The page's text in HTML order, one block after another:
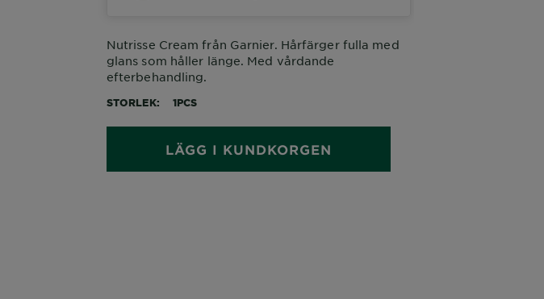
Nutrisse Cream från Garnier. Hårfärger fulla med
glans som håller länge. Med vårdande
efterbehandling.
STORLEK 1PCS
LÄGG I KUNDKORGEN